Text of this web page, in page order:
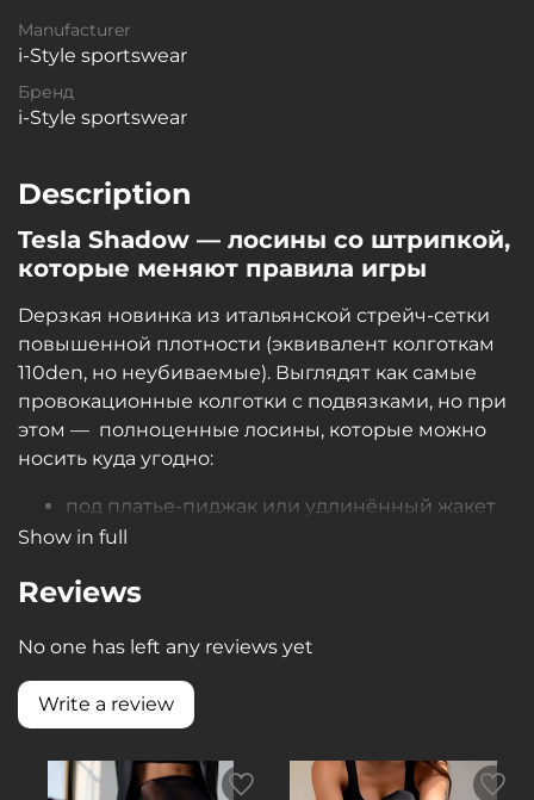
Manufacturer
i-Style sportswear
Бренд
i-Style sportswear
Description
Tesla Shadow — лосины со штрипкой,
которые меняют правила игры
Dерзкая новинка из итальянской стрейч-сетки
повышенной плотности (эквивалент колготкам
110den, но неубиваемые). Выглядят как самые
провокационные колготки с подвязками, но при
этом — полноценные лосины, которые можно
носить куда угодно:
под платье-пиджак или удлинённый жакет
— вечерний выход
тренировки Exotic, High Heels
повседневный образ
Две главные фишки, от которых невозможно
отвести взгляд:
Акцентная штрипка-петля спереди —
Show in full
Reviews
No one has left any reviews yet
Write a review